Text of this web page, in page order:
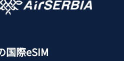
国際eSIM